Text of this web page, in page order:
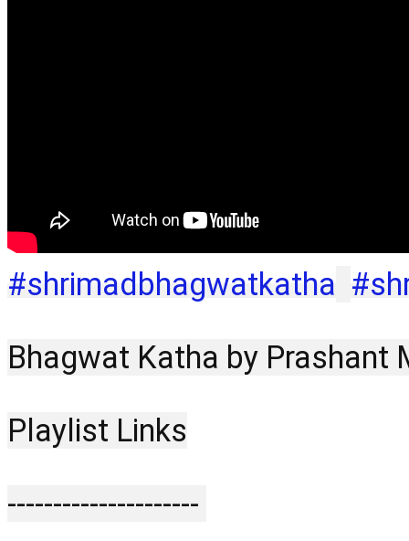
#shrimadbhagwatkatha
Bhagwat Katha by Prashant
Playlist Links
---------------------